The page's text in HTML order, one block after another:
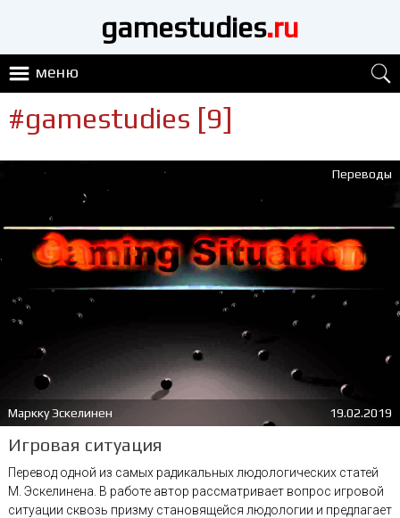
gamestudies.ru
меню
#gamestudies [9]
Переводы
Маркку Эскелинен 19.02.2019
Игровая ситуация
Перевод одной из самых радикальных людологических статей
М. Эскелинена. В работе автор рассматривает вопрос игровой
ситуации сквозь призму становящейся людологии и предлагает